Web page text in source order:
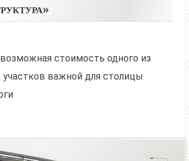
стоимость одного из
важной для столицы